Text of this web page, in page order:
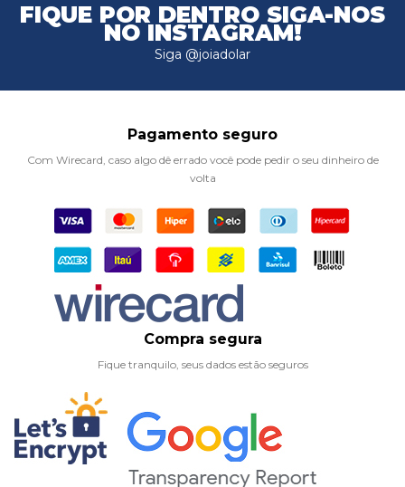
FIQUE POR DENTRO SIGA-NOS
NO INSTAGRAM!
Siga @joiadolar
Pagamento seguro
Com Wirecard, caso algo dê errado você pode pedir o seu dinheiro de
volta
Compra segura
Fique tranquilo, seus dados estão seguros